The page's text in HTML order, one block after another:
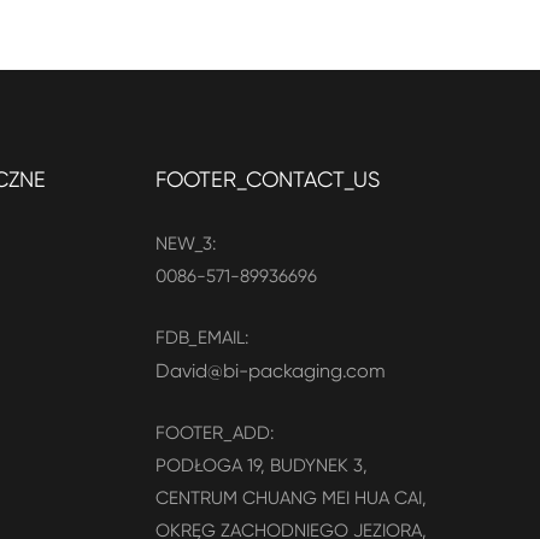
FOOTER_CONTACT_US
NEW_3:
0086-571-89936696
FDB_EMAIL:
David@bi-packaging.com
FOOTER_ADD:
PODŁOGA 19, BUDYNEK 3,
CENTRUM CHUANG MEI HUA CAI,
OKRĘG ZACHODNIEGO JEZIORA,